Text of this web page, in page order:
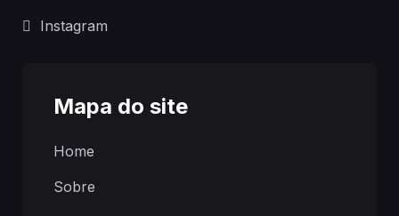
Instagram
Mapa do site
Home
Sobre